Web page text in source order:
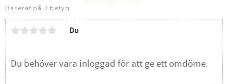
Baserat på 3 betyg.
Du